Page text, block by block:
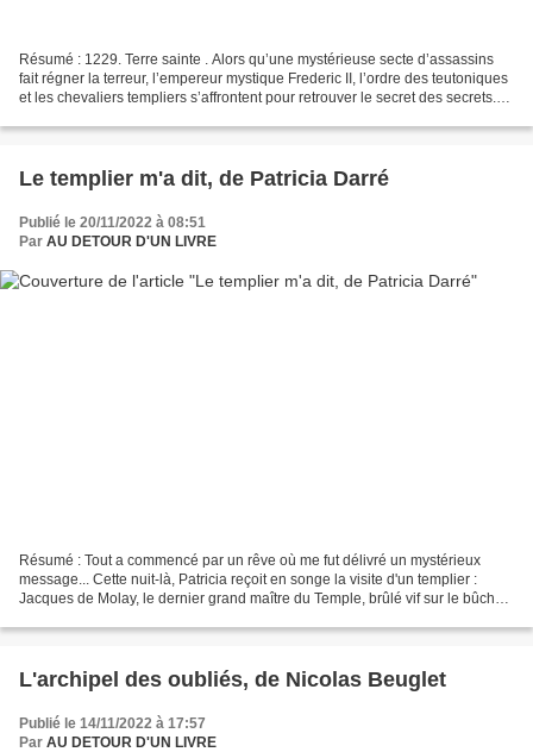
Résumé : 1229. Terre sainte . Alors qu’une mystérieuse secte d’assassins
fait régner la terreur, l’empereur mystique Frederic II, l’ordre des teutoniques
et les chevaliers templiers s’affrontent pour retrouver le secret des secrets.
Le templier m'a dit, de Patricia Darré
Publié le 20/11/2022 à 08:51
Par AU DETOUR D'UN LIVRE
Résumé : Tout a commencé par un rêve où me fut délivré un mystérieux
message... Cette nuit-là, Patricia reçoit en songe la visite d'un templier :
Jacques de Molay, le dernier grand maître du Temple, brûlé vif sur le bûcher
L'archipel des oubliés, de Nicolas Beuglet
Publié le 14/11/2022 à 17:57
Par AU DETOUR D'UN LIVRE